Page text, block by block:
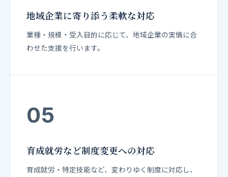
地域企業に寄り添う柔軟な対応
業種・規模・受入目的に応じて、地域企業の実情に合
わせた支援を行います。
05
育成就労など制度変更への対応
育成就労・特定技能など、変わりゆく制度に対応し、